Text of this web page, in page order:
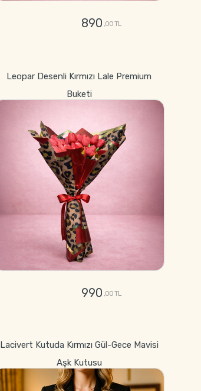
890 ,00 TL
Leopar Desenli Kırmızı Lale Premium
Buketi
990 ,00 TL
Lacivert Kutuda Kırmızı Gül-Gece Mavisi
Aşk Kutusu